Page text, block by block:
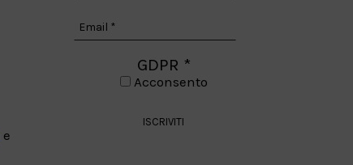
e
GDPR *
Acconsento